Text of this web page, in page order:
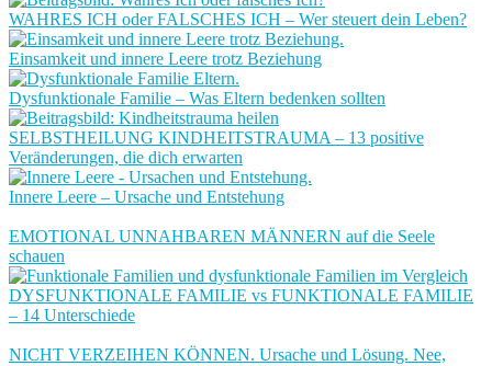
WAHRES ICH oder FALSCHES ICH – Wer steuert dein Leben?
Einsamkeit und innere Leere trotz Beziehung
Dysfunktionale Familie – Was Eltern bedenken sollten
SELBSTHEILUNG KINDHEITSTRAUMA – 13 positive
Veränderungen, die dich erwarten
Innere Leere – Ursache und Entstehung
EMOTIONAL UNNAHBAREN MÄNNERN auf die Seele
schauen
DYSFUNKTIONALE FAMILIE vs FUNKTIONALE FAMILIE
– 14 Unterschiede
NICHT VERZEIHEN KÖNNEN. Ursache und Lösung. Nee,